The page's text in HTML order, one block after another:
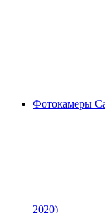
Фотокамеры
2020)